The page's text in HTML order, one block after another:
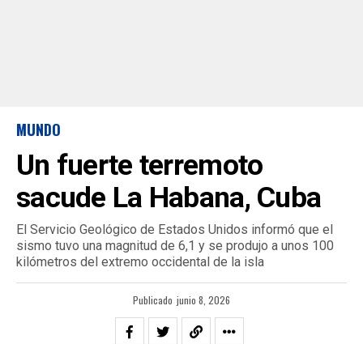
MUNDO
Un fuerte terremoto
sacude La Habana, Cuba
El Servicio Geológico de Estados Unidos informó que el
sismo tuvo una magnitud de 6,1 y se produjo a unos 100
kilómetros del extremo occidental de la isla
Publicado junio 8, 2026